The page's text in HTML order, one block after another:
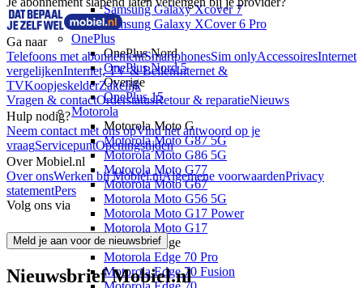
Samsung Galaxy Xcover 7
Samsung Galaxy XCover 6 Pro
OnePlus
OnePlus Nord
OnePlus Nord 5
Overige
OnePlus 15
Motorola
Motorola Moto G
Motorola Moto G87 5G
Motorola Moto G86 5G
Motorola Moto G77
Motorola Moto G67
Motorola Moto G56 5G
Motorola Moto G17 Power
Motorola Moto G17
Motorola Edge
Motorola Edge 70 Pro
Motorola Edge 70 Fusion
Ga naar
Telefoons met abonnementSmartphonesSim onlyAccessoiresInternet
vergelijkenInternet, TV & BellenInternet &
TVKoopjeskelderZakelijk
Vragen & contactOrderstatusRetour & reparatieNieuws
Hulp nodig?
Neem contact met ons opVind het antwoord op je
vraagServicepuntOpeningstijden
Over Mobiel.nl
Over onsWerken bij Mobiel.nlAlgemene voorwaardenPrivacy
statementPers
Volg ons via
Meld je aan voor de nieuwsbrief
Nieuwsbrief Mobiel.nl